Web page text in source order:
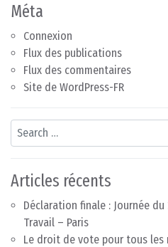
Méta
Connexion
Flux des publications
Flux des commentaires
Site de WordPress-FR
Search
Articles récents
Déclaration finale : Journée
Travail – Paris
Le droit de vote pour tous les